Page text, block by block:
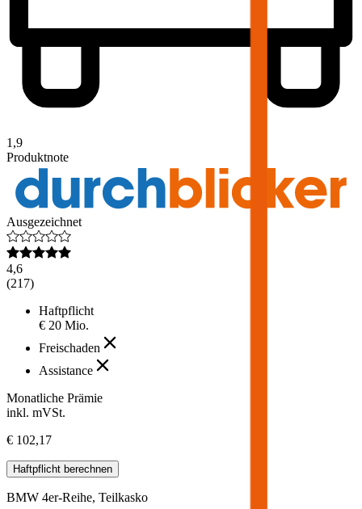
1,9
Produktnote
Ausgezeichnet
4,6
(217)
Haftpflicht
€ 20 Mio.
Freischaden
Assistance
Monatliche Prämie
inkl. mVSt.
€ 102,17
Haftpflicht berechnen
BMW 4er-Reihe, Teilkasko